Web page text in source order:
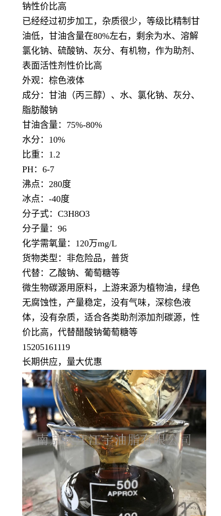
钠性价比高
已经经过初步加工，杂质很少，等级比精制甘
油低，甘油含量在80%左右，剩余为水、溶解
氯化钠、硫酸钠、灰分、有机物，作为助剂、
表面活性剂性价比高
外观：棕色液体
成分：甘油（丙三醇）、水、氯化钠、灰分、
脂肪酸钠
甘油含量：75%-80%
水分：10%
比重：1.2
PH：6-7
沸点：280度
冰点：-40度
分子式：C3H8O3
分子量：96
化学需氧量：120万mg/L
货物类型：非危险品，普货
代替：乙酸钠、葡萄糖等
微生物碳源用原料，上游来源为植物油，绿色
无腐蚀性，产量稳定，没有气味，深棕色液
体，没有杂质，适合各类助剂添加剂碳源，性
价比高，代替醋酸钠葡萄糖等
15205161119
长期供应，量大优惠